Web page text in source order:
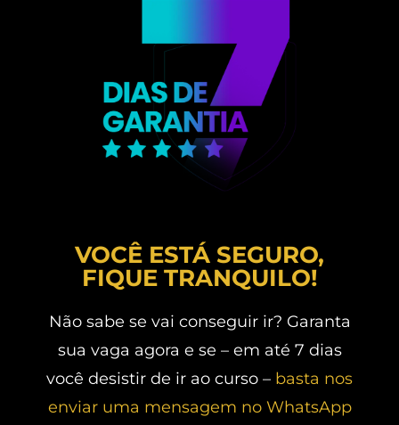
VOCÊ ESTÁ SEGURO,
FIQUE TRANQUILO!
Não sabe se vai conseguir ir? Garanta
sua vaga agora e se – em até 7 dias
você desistir de ir ao curso – basta nos
enviar uma mensagem no WhatsApp